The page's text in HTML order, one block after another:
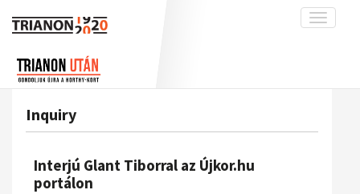
Toggle
A békerendszer megszilárdulása
Inquiry
Interjú Glant Tiborral az Újkor.hu
portálon